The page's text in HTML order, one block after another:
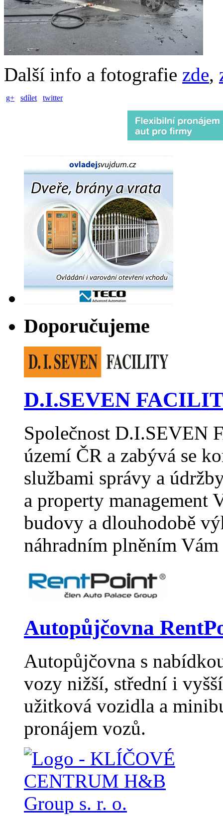
Další info a fotografie zde,
g+ sdílet twitter
Doporučujeme
D.I.SEVEN
Společnost D.I.SEVEN
území ČR a zabývá se
službami správy a
a property management
budovy a dlouhodobě
náhradním plněním
Autopůjčovna
Autopůjčovna s
vozy nižší, střední i
užitková vozidla a
pronájem vozů.